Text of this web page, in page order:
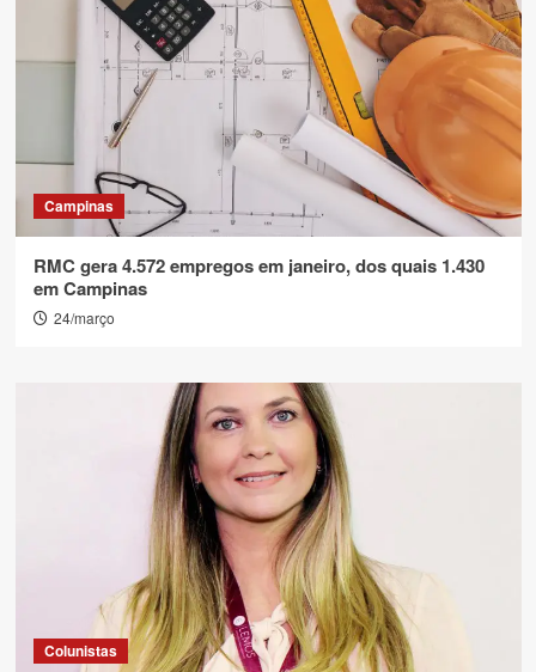
Campinas
RMC gera 4.572 empregos em janeiro, dos quais 1.430
em Campinas
24/março
Colunistas